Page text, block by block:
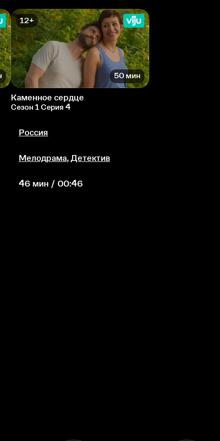
12+
50 мин
Каменное сердце
Сезон 1 Серия 4
Россия
Мелодрама, Детектив
46 мин / 00:46